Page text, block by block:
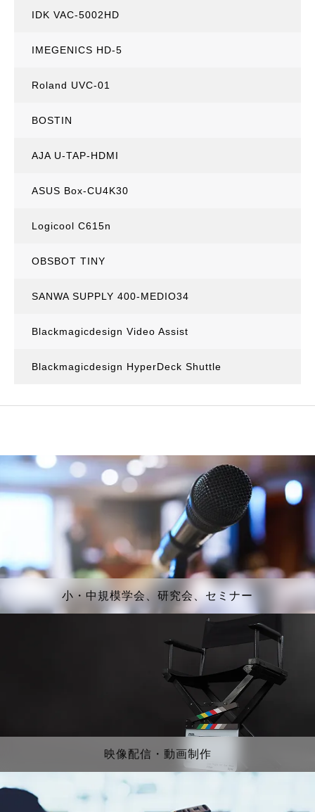
IDK VAC-5002HD
IMEGENICS HD-5
Roland UVC-01
BOSTIN
AJA U-TAP-HDMI
ASUS Box-CU4K30
Logicool C615n
OBSBOT TINY
SANWA SUPPLY 400-MEDIO34
Blackmagicdesign Video Assist
Blackmagicdesign HyperDeck Shuttle
小・中規模学会、研究会、セミナー
映像配信・動画制作